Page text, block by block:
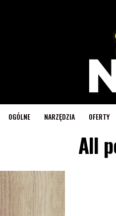
OGÓLNE NARZĘDZIA OFERTY
All